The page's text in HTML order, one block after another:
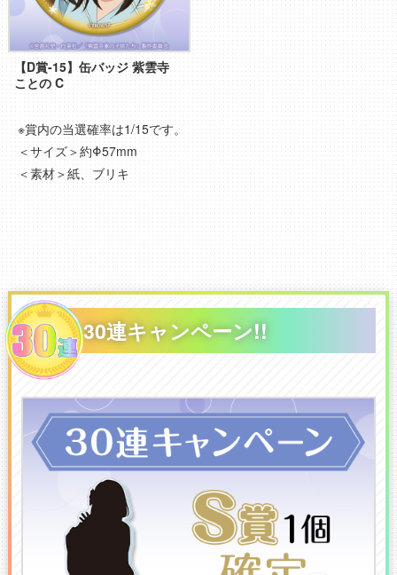
【D賞-15】缶バッジ 紫雲寺
ことの C
※賞内の当選確率は1/15です。
＜サイズ＞約Φ57mm
＜素材＞紙、ブリキ
30連キャンペーン!!